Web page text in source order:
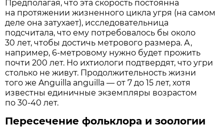
Предполагая, что эта скорость постоянна
на протяжении жизненного цикла угря (на самом
деле она затухает), исследовательница
подсчитала, что ему потребовалось бы около
30 лет, чтобы достичь метрового размера. А,
например, 6-метровому нужно будет прожить
почти 200 лет. Но ихтиологи подтвердят, что угри
столько не живут. Продолжительность жизни
того же Anguilla anguilla — от 7 до 15 лет, хотя
известны единичные экземпляры возрастом
по 30-40 лет.
Пересечение фольклора и зоологии